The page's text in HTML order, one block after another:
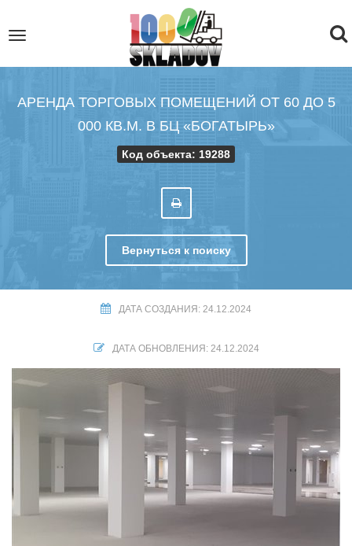
Toggle
АРЕНДА ТОРГОВЫХ ПОМЕЩЕНИЙ ОТ 60 ДО 5
000 КВ.М. В БЦ «БОГАТЫРЬ»
Код объекта: 19288
Вернуться к поиску
ДАТА СОЗДАНИЯ: 24.12.2024
ДАТА ОБНОВЛЕНИЯ: 24.12.2024